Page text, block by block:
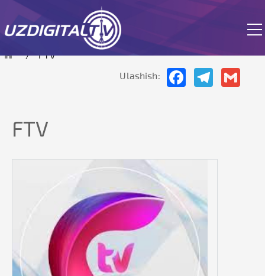
Hozirda sayt sinov rejimida ishlamoqda
FTV
Ulashish:
FacebookTelegram
FTV